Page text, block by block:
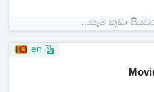
සෑම කුඩා